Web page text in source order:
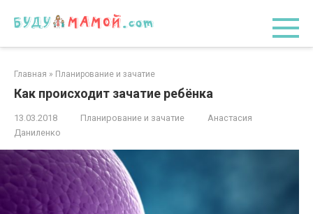
Главная » Планирование и зачатие
Как происходит зачатие ребёнка
13.03.2018 Планирование и зачатие
Анастасия
Даниленко